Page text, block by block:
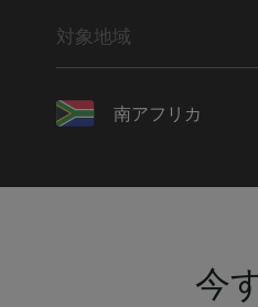
対象地域
南アフリカ
今